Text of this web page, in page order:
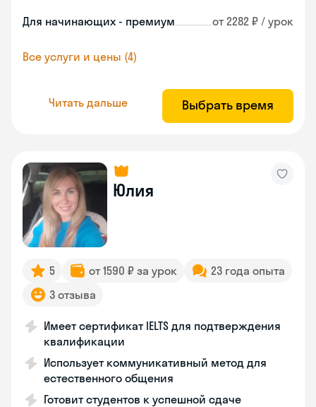
Для начинающих - премиум от 2282 ₽ / урок
Все услуги и цены (4)
Читать дальше Выбрать время
Юлия
5 от 1590 ₽ за урок
23 года опыта
3 отзыва
Имеет сертификат IELTS для подтверждения
квалификации
Использует коммуникативный метод для
естественного общения
Готовит студентов к успешной сдаче